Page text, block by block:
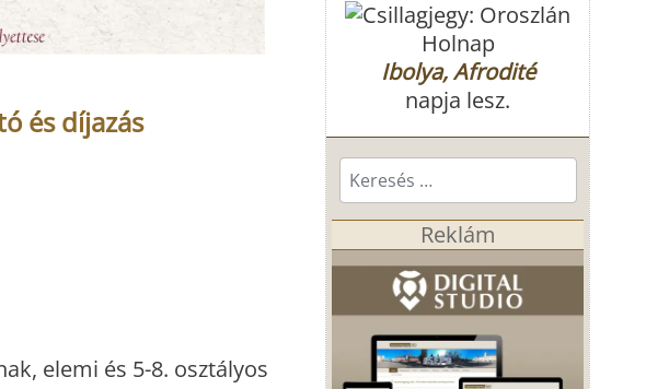
és díjazás
elemi és 5-8. osztályos
Holnap
Ibolya, Afrodité
napja lesz.
Keresés...
Reklám